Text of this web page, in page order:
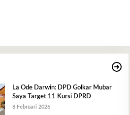
La Ode Darwin: DPD Golkar Mubar
Saya Target 11 Kursi DPRD
8 Februari 2026